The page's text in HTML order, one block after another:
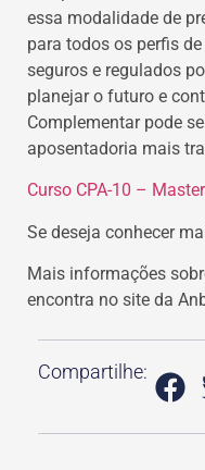
essa modalidade de
para todos os perfis
seguros e regulados
planejar o futuro e
Complementar pode
aposentadoria mais
Curso CPA-10 –
Se deseja conhecer
Mais informações
encontra no site da
Compartilhe: